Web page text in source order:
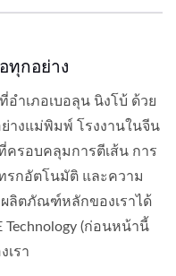
ทุกอย่าง
อำเภอเบอลุน นิงโบ้ ด้วย
างแม่พิมพ์ โรงงานในจีน
รอบคลุมการตีเส้น การ
รกอัตโนมัติ และความ
ลิตภัณฑ์หลักของเราได้
Technology (ก่อนหน้านี้
เรา